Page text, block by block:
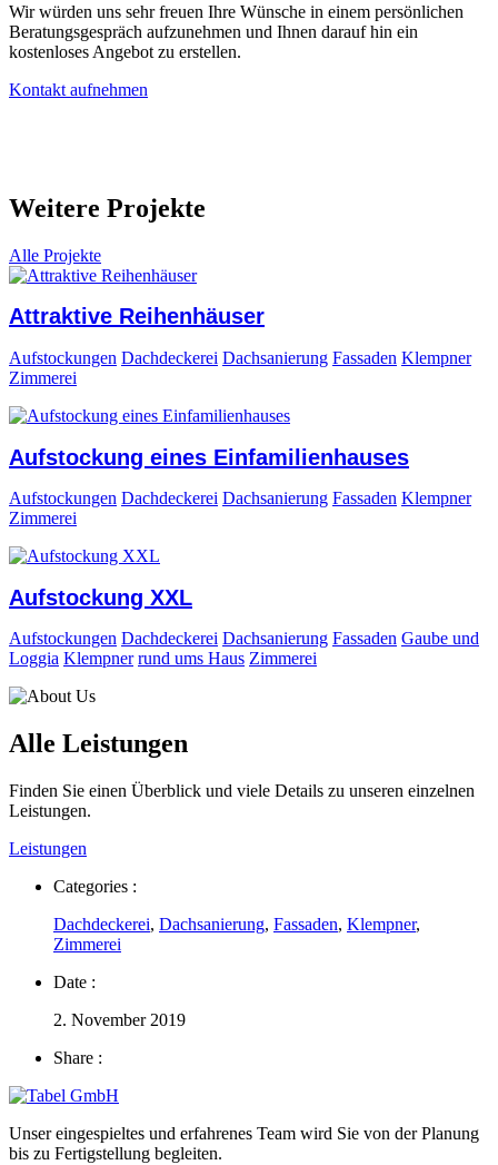
Wir würden uns sehr freuen Ihre Wünsche in einem persönlichen
Beratungsgespräch aufzunehmen und Ihnen darauf hin ein
kostenloses Angebot zu erstellen.
Kontakt aufnehmen
Weitere Projekte
Alle Projekte
Attraktive Reihenhäuser
Aufstockungen Dachdeckerei Dachsanierung Fassaden Klempner
Zimmerei
Aufstockung eines Einfamilienhauses
Aufstockungen Dachdeckerei Dachsanierung Fassaden Klempner
Zimmerei
Aufstockung XXL
Aufstockungen Dachdeckerei Dachsanierung Fassaden Gaube und
Loggia Klempner rund ums Haus Zimmerei
Alle Leistungen
Finden Sie einen Überblick und viele Details zu unseren einzelnen
Leistungen.
Leistungen
Categories :
Dachdeckerei, Dachsanierung, Fassaden, Klempner,
Zimmerei
Date :
2. November 2019
Share :
Unser eingespieltes und erfahrenes Team wird Sie von der Planung
bis zu Fertigstellung begleiten.